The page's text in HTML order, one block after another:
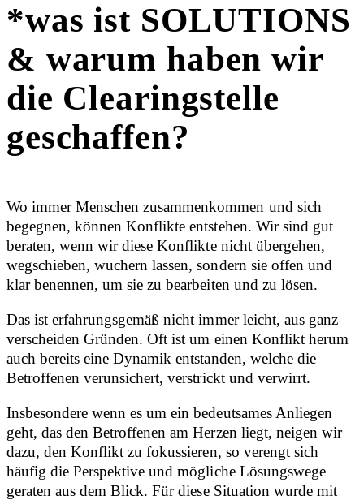
*was ist SOLUTIONS
& warum haben wir
die Clearingstelle
geschaffen?
Wo immer Menschen zusammenkommen und sich
begegnen, können Konflikte entstehen. Wir sind gut
beraten, wenn wir diese Konflikte nicht übergehen,
wegschieben, wuchern lassen, sondern sie offen und
klar benennen, um sie zu bearbeiten und zu lösen.
Das ist erfahrungsgemäß nicht immer leicht, aus ganz
verscheiden Gründen.Oft ist um einen Konflikt herum
auch bereits eine Dynamik entstanden, welche die
Betroffenen verunsichert, verstrickt und verwirrt.
Insbesondere wenn es um ein bedeutsames Anliegen
geht, das den Betroffenen am Herzen liegt, neigen wir
dazu, den Konflikt zu fokussieren, so verengt sich
häufig die Perspektive und mögliche Lösungswege
geraten aus dem Blick.Für diese Situation wurde mit